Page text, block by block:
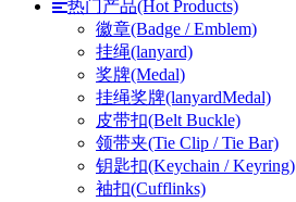
热门产品(Hot Products)
徽章(Badge / Emblem)
挂绳(lanyard)
奖牌(Medal)
挂绳奖牌(lanyardMedal)
皮带扣(Belt Buckle)
领带夹(Tie Clip / Tie Bar)
钥匙扣(Keychain / Keyring)
袖扣(Cufflinks)